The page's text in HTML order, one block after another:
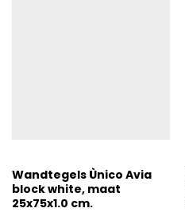
Wandtegels Ùnico Avia
block white, maat
25x75x1.0 cm.